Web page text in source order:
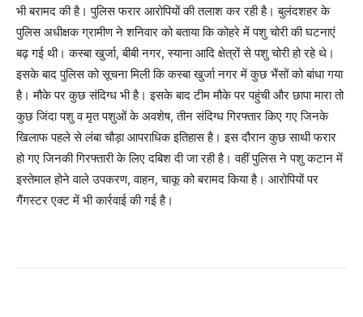
भी बरामद की है। पुलिस फरार आरोपियों की तलाश कर रही है। बुलंदशहर के
पुलिस अधीक्षक ग्रामीण ने शनिवार को बताया कि कोहरे में पशु चोरी की घटनाएं
बढ़ गई थी। कस्बा खुर्जा, बीबी नगर, स्याना आदि क्षेत्रों से पशु चोरी हो रहे थे।
इसके बाद पुलिस को सूचना मिली कि कस्बा खुर्जा नगर में कुछ भैंसों को बांधा गया
है। मौके पर कुछ संदिग्ध भी है। इसके बाद टीम मौके पर पहुंची और छापा मारा तो
कुछ जिंदा पशु व मृत पशुओं के अवशेष, तीन संदिग्ध गिरफ्तार किए गए जिनके
खिलाफ पहले से लंबा चौड़ा आपराधिक इतिहास है। इस दौरान कुछ साथी फरार
हो गए जिनकी गिरफ्तारी के लिए दबिश दी जा रही है। वहीं पुलिस ने पशु कटान में
इस्तेमाल होने वाले उपकरण, वाहन, चाकू को बरामद किया है। आरोपियों पर
गैंगस्टर एक्ट में भी कार्रवाई की गई है।